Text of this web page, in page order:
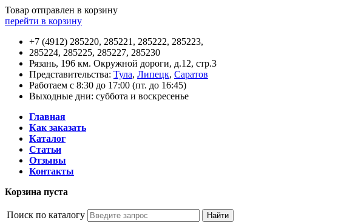
Товар отправлен в корзину
перейти в корзину
+7 (4912) 285220, 285221, 285222, 285223,
285224, 285225, 285227, 285230
Рязань, 196 км. Окружной дороги, д.12, стр.3
Представительства: Тула, Липецк, Саратов
Работаем с 8:30 до 17:00 (пт. до 16:45)
Выходные дни: суббота и воскресенье
Главная
Как заказать
Каталог
Статьи
Отзывы
Контакты
Корзина пуста
Поиск по каталогу